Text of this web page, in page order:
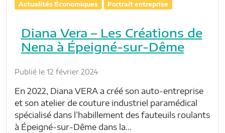
Actualités Économiques Portrait entreprise
Diana Vera – Les Créations de
Nena à Épeigné-sur-Dême
Publié le 12 février 2024
En 2022, Diana VERA a créé son auto-entreprise
et son atelier de couture industriel paramédical
spécialisé dans l’habillement des fauteuils roulants
à Épeigné-sur-Dême dans la…